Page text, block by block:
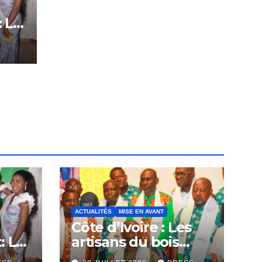
Le
Le
ACTUALITÉS MISE EN AVANT
Côte d’Ivoire : Les
artisans du bois
plaident pour un